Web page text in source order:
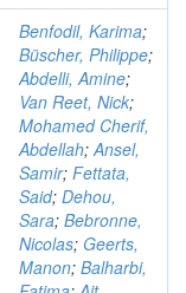
Benfodil, Karima;
Büscher, Philippe;
Abdelli, Amine;
Van Reet, Nick;
Mohamed Cherif,
Abdellah;Ansel,
Samir; Fettata,
Said; Dehou,
Sara; Bebronne,
Nicolas; Geerts,
Manon; Balharbi,